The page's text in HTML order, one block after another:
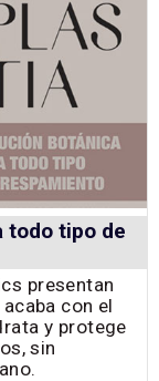
todo tipo de
presentan
con el
y protege
sin